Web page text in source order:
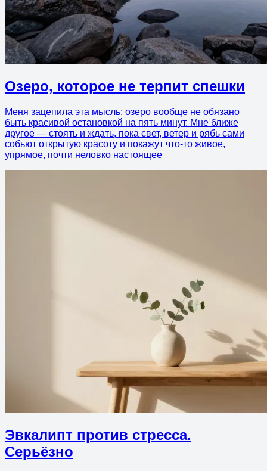
Озеро, которое не терпит спешки
Меня зацепила эта мысль: озеро вообще не обязано
быть красивой остановкой на пять минут. Мне ближе
другое — стоять и ждать, пока свет, ветер и рябь сами
собьют открытую красоту и покажут что-то живое,
упрямое, почти неловко настоящее
Эвкалипт против стресса.
Серьёзно